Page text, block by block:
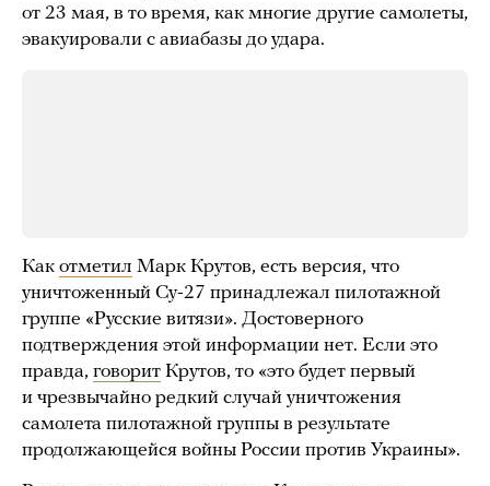
от 23 мая, в то время, как многие другие самолеты,
эвакуировали с авиабазы до удара.
Как отметил Марк Крутов, есть версия, что
уничтоженный Су-27 принадлежал пилотажной
группе «Русские витязи». Достоверного
подтверждения этой информации нет. Если это
правда, говорит Крутов, то «это будет первый
и чрезвычайно редкий случай уничтожения
самолета пилотажной группы в результате
продолжающейся войны России против Украины».